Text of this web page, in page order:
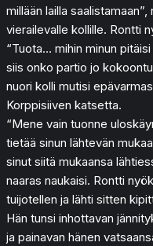
millään lailla
vierailevalle kollille. Rontti
“Tuota… mihin minun
siis onko partio jo
nuori kolli mutisi
Korppisiiven katsetta.
“Mene vain tuonne
tietää sinun lähtevän
sinut siitä mukaansa
naaras naukaisi. Rontti
tuijotellen ja lähti sitten
Hän tunsi inhottavan
ja painavan hänen